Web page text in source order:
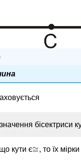
бісектриси
кути є≅
≅, то їх мірки